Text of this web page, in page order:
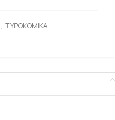
, ΤΥΡΟΚΟΜΙΚΑ